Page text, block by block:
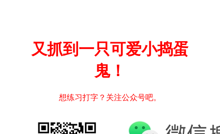
又抓到一只可爱小捣蛋
鬼！
想练习打字？关注公众号吧。